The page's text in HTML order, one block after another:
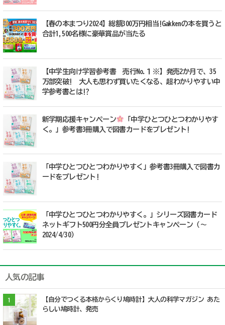
【春の本まつり2024】総額300万円相当!Gakkenの本を買うと
合計1,500名様に豪華賞品が当たる
【中学生向け学習参考書 売行No.１※】発売2か月で、35
万部突破! 大人も思わず買いたくなる、超わかりやすい中
学参考書とは!?
新学期応援キャンペーン
「中学ひとつひとつわかりやす
く。」参考書3冊購入で図書カードをプレゼント!
「中学ひとつひとつわかりやすく」参考書3冊購入で図書カ
ードをプレゼント!
「中学ひとつひとつわかりやすく。」シリーズ図書カード
ネットギフト500円分全員プレゼントキャンペーン（～
2024/4/30）
人気の記事
1
【自分でつくる本格からくり鳩時計】大人の科学マガジン あた
らしい鳩時計、発売